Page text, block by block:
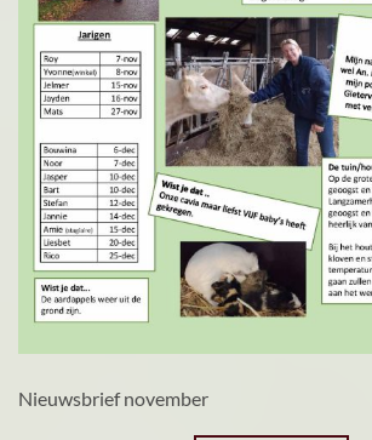
Nieuwsbrief november